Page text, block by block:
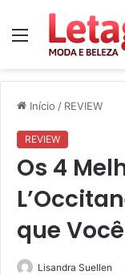
Menu
Início / REVIEW
REVIEW
Os 4
que
Lisandra Suellen